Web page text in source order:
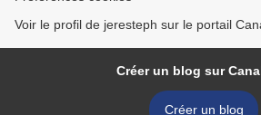
Voir le profil de jeresteph sur le portail
Créer un blog sur
Créer un blog